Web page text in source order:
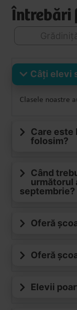
Întrebări
Câți elevi
Clasele noastre
Care este
folosim?
Când
următorul
septembrie?
Oferă
Oferă
Elevii